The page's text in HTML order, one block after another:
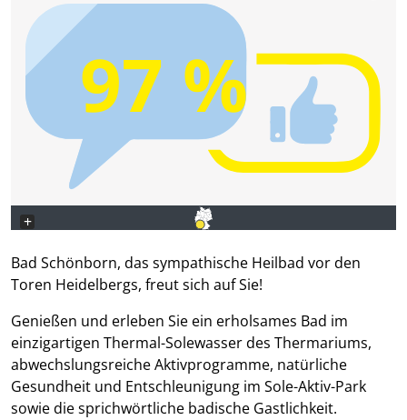
97 %
+
Bad Schönborn, das sympathische Heilbad vor den
Toren Heidelbergs, freut sich auf Sie!
Genießen und erleben Sie ein erholsames Bad im
einzigartigen Thermal-Solewasser des Thermariums,
abwechslungsreiche Aktivprogramme, natürliche
Gesundheit und Entschleunigung im Sole-Aktiv-Park
sowie die sprichwörtliche badische Gastlichkeit.